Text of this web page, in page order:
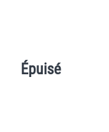
Épuisé